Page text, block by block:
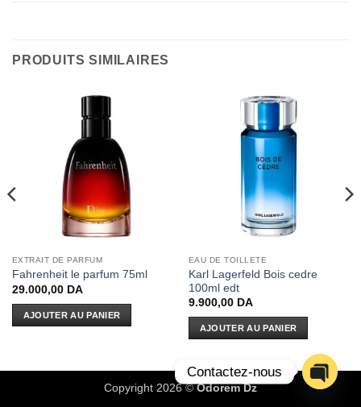
PRODUITS SIMILAIRES
EXTRAIT DE PARFUM
Fahrenheit le parfum 75ml
29.000,00 DA
AJOUTER AU PANIER
EAU DE TOILLETE
Karl Lagerfeld Bois cedre
100ml edt
9.900,00 DA
AJOUTER AU PANIER
Copyright 2026 ©Odorem Dz
Contactez-nous